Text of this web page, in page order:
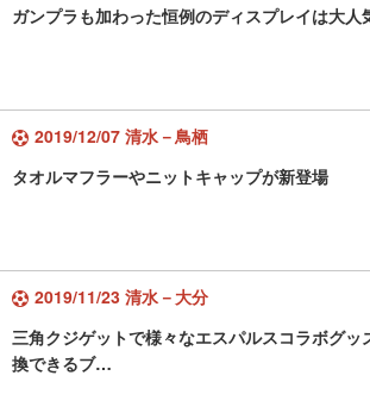
ガンプラも加わった恒例のディスプレイは大人
2019/12/07 清水－鳥栖
タオルマフラーやニットキャップが新登場
2019/11/23 清水－大分
三角クジゲットで様々なエスパルスコラボグッ
換できるブ…